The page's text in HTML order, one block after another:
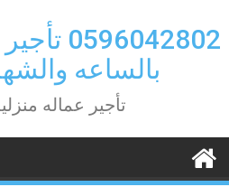
to
content
بالساعه
تأجير عماله